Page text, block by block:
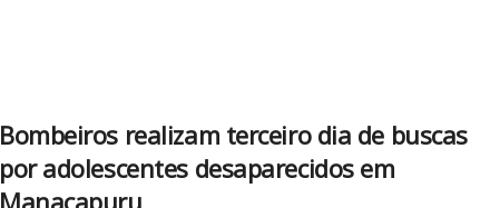
Bombeiros realizam terceiro dia de buscas
por adolescentes desaparecidos em
Manacapuru